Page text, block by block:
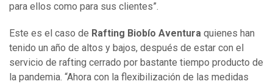
para ellos como para sus clientes”.
Este es el caso de Rafting Biobío Aventura quienes han
tenido un año de altos y bajos, después de estar con el
servicio de rafting cerrado por bastante tiempo producto de
la pandemia. “Ahora con la flexibilización de las medidas